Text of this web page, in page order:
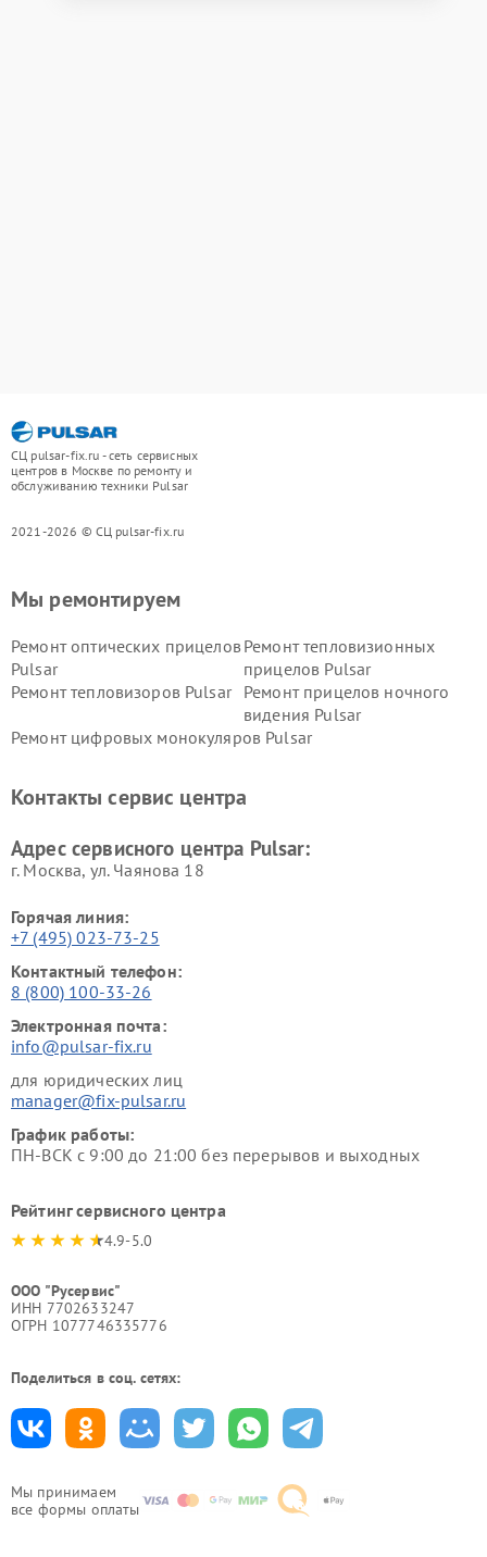
СЦ pulsar-fix.ru - сеть сервисных
центров в Москве по ремонту и
обслуживанию техники Pulsar
2021-2026 © СЦ pulsar-fix.ru
Мы принимаем
все формы оплаты
Мы ремонтируем
Ремонт оптических прицелов
Pulsar
Ремонт тепловизионных
прицелов Pulsar
Ремонт тепловизоров Pulsar
Ремонт прицелов ночного
видения Pulsar
Ремонт цифровых монокуляров Pulsar
Контакты сервис центра
Адрес сервисного центра Pulsar:
г. Москва, ул. Чаянова 18
Горячая линия:
+7 (495) 023-73-25
Контактный телефон:
8 (800) 100-33-26
Электронная почта:
info@pulsar-fix.ru
для юридических лиц
manager@fix-pulsar.ru
График работы:
ПН-ВСК с 9:00 до 21:00 без перерывов и выходных
Рейтинг сервисного центра
4.9-5.0
ООО "Русервис"
ИНН 7702633247
ОГРН 1077746335776
Поделиться в соц. сетях: